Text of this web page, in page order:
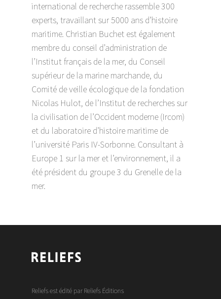
international de recherche rassemble 300
experts, travaillant sur 5000 ans d’histoire
maritime. Christian Buchet est également
membre du conseil d’administration de
l’Institut français de la mer, du Conseil
supérieur de la marine marchande, du
Comité de veille écologique de la fondation
Nicolas Hulot, de l’Institut de recherches sur
la civilisation de l’Occident moderne (Ircom)
et du laboratoire d’histoire maritime de
l’université Paris IV-Sorbonne. Consultant à
Europe 1 sur la mer et l’environnement, il a
été président du groupe 3 du Grenelle de la
mer.
Reliefs est édité par Reliefs Éditions